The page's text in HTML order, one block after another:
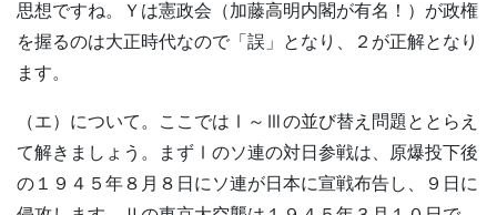
思想ですね。Ｙは憲政会（加藤高明内閣が有名！）が政権
を握るのは大正時代なので「誤」となり、２が正解となり
ます。
（エ）について。ここではⅠ～Ⅲの並び替え問題ととらえ
て解きましょう。まずⅠのソ連の対日参戦は、原爆投下後
の１９４５年８月８日にソ連が日本に宣戦布告し、９日に